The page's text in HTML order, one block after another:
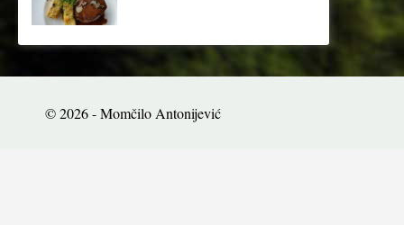
© 2026 - Momčilo Antonijević